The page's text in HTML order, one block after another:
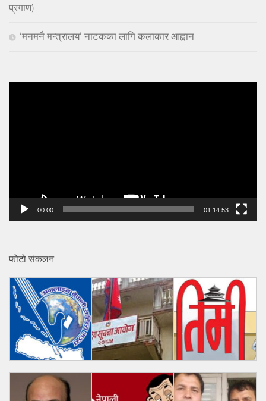
प्रगाण)
‘मनमनै मन्त्रालय’ नाटकका लागि कलाकार आह्वान
00:00 01:14:53
फोटो संकलन